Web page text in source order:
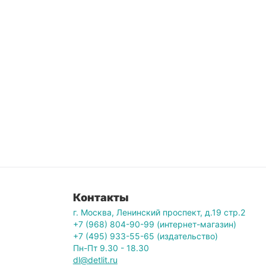
Контакты
г. Москва, Ленинский проспект, д.19 стр.2
+7 (968) 804-90-99 (интернет-магазин)
+7 (495) 933-55-65 (издательство)
Пн-Пт 9.30 - 18.30
dl@detlit.ru